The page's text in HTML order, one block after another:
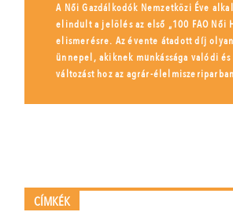
A Női Gazdálkodók Nemzetközi Éve
elindult a jelölés az első „100 FAO Női
elismerésre. Az évente átadott díj
ünnepel, akiknek munkássága valódi
változást hoz az agrár-
CÍMKÉK